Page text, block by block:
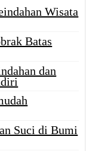
Wisata
Batas
dan
Suci di Bumi